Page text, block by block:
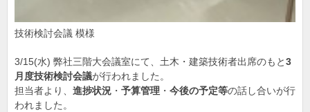
技術検討会議 模様
3/15(水) 弊社三階大会議室にて、土木・建築技術者出席のもと3
月度技術検討会議が行われました。
担当者より、 進捗状況 ・ 予算管理 ・ 今後の予定等の話し合いが行
われました。